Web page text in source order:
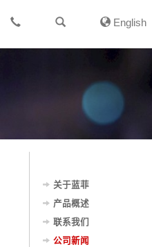
English
关于蓝菲
产品概述
联系我们
公司新闻